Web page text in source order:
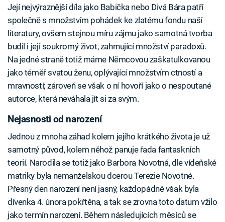
Její nejvýraznější díla jako Babička nebo Divá Bára patří
společně s množstvím pohádek ke zlatému fondu naší
literatury, ovšem stejnou míru zájmu jako samotná tvorba
budil i její soukromý život, zahrnující množství paradoxů.
Na jedné straně totiž máme Němcovou zaškatulkovanou
jako téměř svatou ženu, oplývající množstvím ctností a
mravností; zároveň se však o ní hovoří jako o nespoutané
autorce, která neváhala jít si za svým.
Nejasnosti od narození
Jednou z mnoha záhad kolem jejího krátkého života je už
samotný původ, kolem něhož panuje řada fantaskních
teorií. Narodila se totiž jako Barbora Novotná, dle vídeňské
matriky byla nemanželskou dcerou Terezie Novotné.
Přesný den narození není jasný, každopádně však byla
dívenka 4. února pokřtěna, a tak se zrovna toto datum vžilo
jako termín narození. Během následujících měsíců se